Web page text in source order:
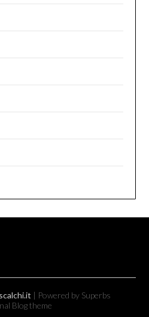
| Powered by Superbs
Blog theme